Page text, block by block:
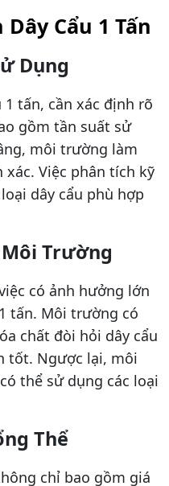
Cẩu 1 Tấn
Dụng
tấn, cần xác định rõ
gồm tần suất sử
môi trường làm
xác. Việc phân tích kỹ
dây cẩu phù hợp
Trường
có ảnh hưởng lớn
tấn. Môi trường có
chất đòi hỏi dây cẩu
tốt. Ngược lại, môi
thể sử dụng các loại
Thể
chỉ bao gồm giá